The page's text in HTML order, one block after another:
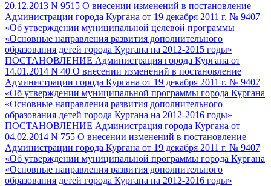
20.12.2013 N 9515 О внесении изменений в постановление
Администрации города Кургана от 19 декабря 2011 г. № 9407
«Об утверждении муниципальной целевой программы
«Основные направления развития дополнительного
образования детей города Кургана на 2012-2015 годы»
ПОСТАНОВЛЕНИЕ Администрация города Кургана от
14.01.2014 N 40 О внесении изменений в постановление
Администрации города Кургана от 19 декабря 2011 г. № 9407
«Об утверждении муниципальной программы города Кургана
«Основные направления развития дополнительного
образования детей города Кургана на 2012-2016 годы»
ПОСТАНОВЛЕНИЕ Администрация города Кургана от
04.02.2014 N 755 О внесении изменений в постановление
Администрации города Кургана от 19 декабря 2011 г. № 9407
«Об утверждении муниципальной программы города Кургана
«Основные направления развития дополнительного
образования детей города Кургана на 2012-2016 годы»